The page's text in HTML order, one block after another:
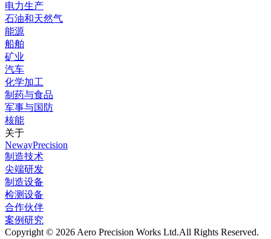
电力生产
石油和天然气
能源
船舶
矿业
汽车
化学加工
制药与食品
军事与国防
核能
关于
NewayPrecision
制造技术
尖端研发
制造设备
检测设备
合作伙伴
案例研究
Copyright © 2026 Aero Precision Works Ltd.All Rights Reserved.